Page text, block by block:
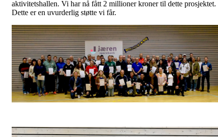
aktivitetshallen. Vi har nå fått 2 millioner kroner til dette prosjektet.
Dette er en uvurderlig støtte vi får.